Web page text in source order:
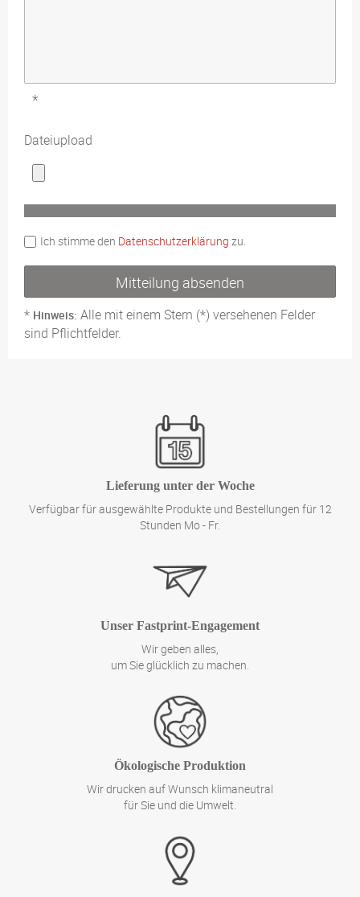
*
Dateiupload
Ich stimme den Datenschutzerklärung zu.
Mitteilung absenden
* Hinweis: Alle mit einem Stern (*) versehenen Felder
sind Pflichtfelder.
Lieferung unter der Woche
Verfügbar für ausgewählte Produkte und Bestellungen für 12
Stunden Mo - Fr.
Unser Fastprint-Engagement
Wir geben alles,
um Sie glücklich zu machen.
Ökologische Produktion
Wir drucken auf Wunsch klimaneutral
für Sie und die Umwelt.